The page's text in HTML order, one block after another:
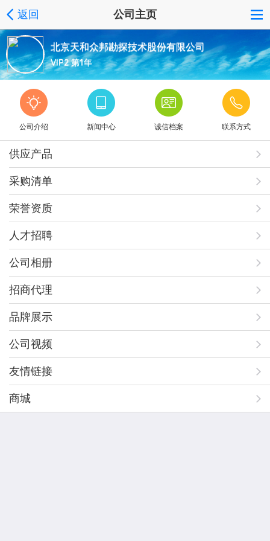
返回 公司主页
北京天和众邦勘探技术股份有限公司
VIP2 第1年
公司介绍 新闻中心 诚信档案 联系方式
供应产品
采购清单
荣誉资质
人才招聘
公司相册
招商代理
品牌展示
公司视频
友情链接
商城